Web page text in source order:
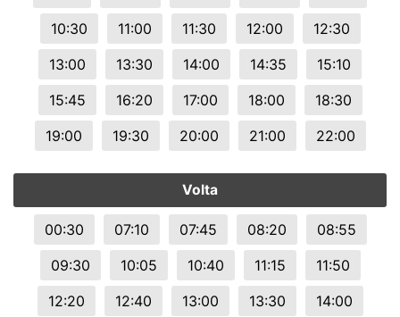
10:30
11:00 11:30 12:00
12:30
13:00
13:30 14:00 14:35
15:10
15:45
16:20 17:00 18:00
18:30
19:00
19:30 20:00 21:00 22:00
Volta
00:30 07:10 07:45 08:20
08:55
09:30
10:05 10:40 11:15
11:50
12:20
12:40 13:00 13:30
14:00